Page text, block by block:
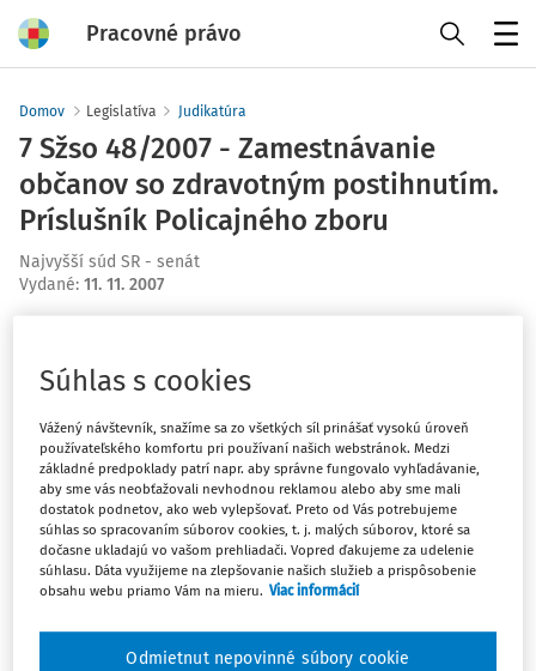
Pracovné právo
Domov Legislatíva Judikatúra
7 Sžso 48/2007 - Zamestnávanie
občanov so zdravotným postihnutím.
Príslušník Policajného zboru
Najvyšší súd SR - senát
Vydané: 11. 11. 2007
Tento dokument je len pre
predplatiteľov VIP.
Odomknite si prístup zakúpením
predplatného.
Súhlas s cookies
Vážený návštevník, snažíme sa zo všetkých síl prinášať vysokú úroveň
používateľského komfortu pri používaní našich webstránok. Medzi
základné predpoklady patrí napr. aby správne fungovalo vyhľadávanie,
aby sme vás neobťažovali nevhodnou reklamou alebo aby sme mali
dostatok podnetov, ako web vylepšovať. Preto od Vás potrebujeme
súhlas so spracovaním súborov cookies, t. j. malých súborov, ktoré sa
dočasne ukladajú vo vašom prehliadači. Vopred ďakujeme za udelenie
súhlasu. Dáta využijeme na zlepšovanie našich služieb a prispôsobenie
obsahu webu priamo Vám na mieru. Viac informácií
Odmietnut nepovinné súbory cookie